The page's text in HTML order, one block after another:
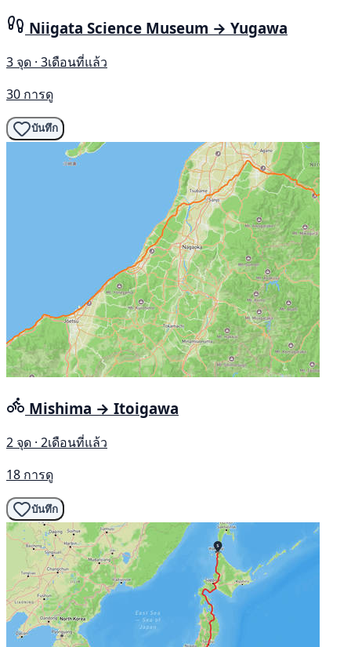
Niigata Science Museum → Yugawa
3 จุด · 3เดือนที่แล้ว
30 การดู
บันทึก
Mishima → Itoigawa
2 จุด · 2เดือนที่แล้ว
18 การดู
บันทึก